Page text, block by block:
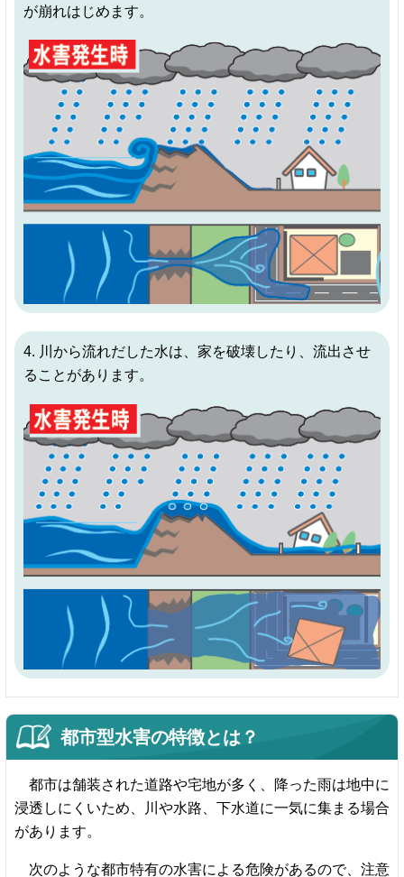
が崩れはじめます。
4. 川から流れだした水は、家を破壊したり、流出させ
ることがあります。
都市型水害の特徴とは？
都市は舗装された道路や宅地が多く、降った雨は地中に
浸透しにくいため、川や水路、下水道に一気に集まる場合
があります。
次のような都市特有の水害による危険があるので、注意